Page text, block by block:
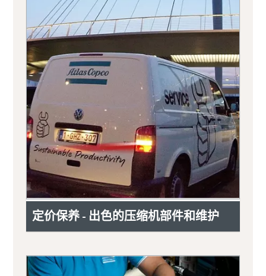
定价保养 - 出色的压缩机部件和维护